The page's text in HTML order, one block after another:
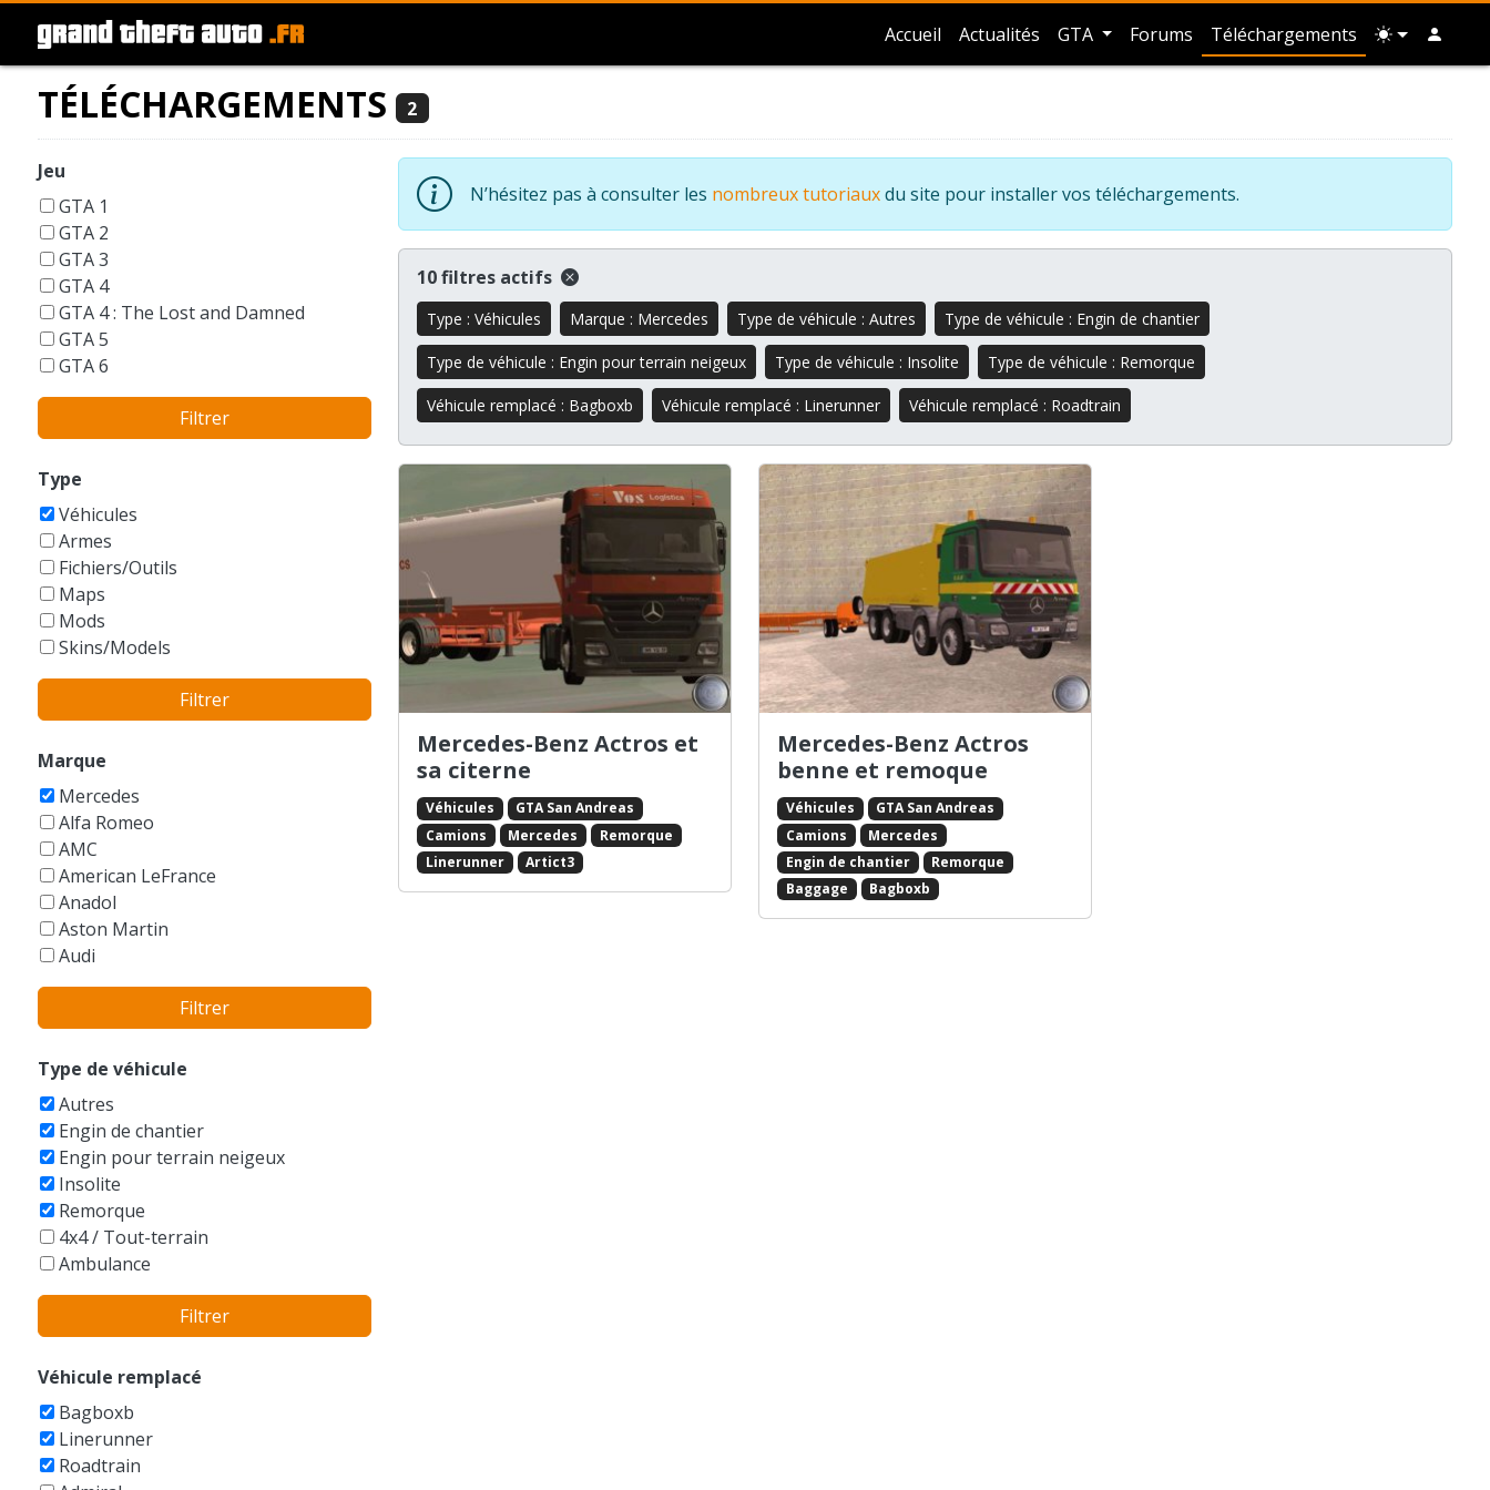
Accueil Actualités GTA Forums Téléchargements
TÉLÉCHARGEMENTS 2
Jeu
GTA 1
GTA 2
GTA 3
GTA 4
GTA 4 : The Lost and Damned
GTA 5
GTA 6
GTA Liberty City Stories
GTA London 1969
GTA San Andreas
GTA Vice City
Filtrer
Type
Véhicules
Armes
Fichiers/Outils
Maps
Mods
Skins/Models
Filtrer
Marque
Mercedes
Alfa Romeo
AMC
American LeFrance
Anadol
Aston Martin
Audi
Austin
Autres/Sans marque
Bentley
BMW
Boeing
Bucegi
Buell
Bugatti
Buick
Cadillac
Caterham
Caterpillar
Chevrolet
Chrysler
Citroen
Dacia
Filtrer
Type de véhicule
Autres
Engin de chantier
Engin pour terrain neigeux
Insolite
Remorque
4x4 / Tout-terrain
Ambulance
Armée
Auto-tamponneuse
Avions
Balayeuse
Berline
Bicyclettes
Break
Filtrer
Véhicule remplacé
Bagboxb
Linerunner
Roadtrain
N’hésitez pas à consulter les nombreux tutoriauxdu site pour installer vos téléchargements.
10 filtres actifs
Type : Véhicules Marque : Mercedes Type de véhicule : Autres Type de véhicule : Engin de chantier
Type de véhicule : Engin pour terrain neigeux Type de véhicule : Insolite Type de véhicule : Remorque
Véhicule remplacé : Bagboxb Véhicule remplacé : Linerunner Véhicule remplacé : Roadtrain
Mercedes-Benz Actros et
sa citerne
Véhicules
GTA San Andreas
Camions
Mercedes
Remorque
Linerunner
Artict3
Mercedes-Benz Actros
benne et remoque
Véhicules
GTA San Andreas
Camions
Mercedes
Engin de chantier
Remorque
Baggage
Bagboxb